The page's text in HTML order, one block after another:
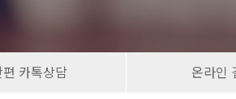
편 카톡상담 온라인